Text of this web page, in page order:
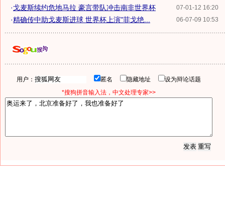
07-01-12 16:20
·戈麦斯续约危地马拉 豪言带队冲击南非世界杯
06-07-09 10:53
·精确传中助戈麦斯进球 世界杯上演"菲戈绝...
用户： 匿名 隐藏地址
设为辩论话题
*搜狗拼音输入法，中文处理专家>>